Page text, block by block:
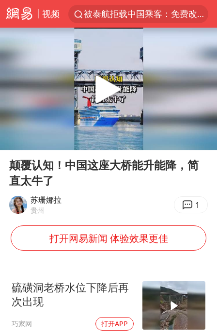
视频
被泰航拒载中国乘客：免费改签没兑现
台风白海豚或在华东沿海登陆
38岁山东财大教授刘海明逝世
因凡蒂诺首次公开道歉
FIFA官方支持因凡蒂诺
人贩子“梅姨”真实姓名曝光
《Monica》填词人黎彼得去世
如何把百年大党建设得更加坚强有力
一枚俄导弹都没击落 泽连斯基发声
总书记关心百姓身边这些民生大事
Play
颠覆认知！中国这座大桥能升能降，简
直太牛了
苏珊娜拉
贵州 1
打开网易新闻 体验效果更佳
硫磺洞老桥水位下降后再
次出现
巧家网 打开APP